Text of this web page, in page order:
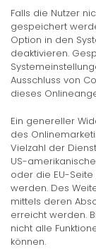
Falls die Nutzer
gespeichert
Option in den
deaktivieren.
Ausschluss von
dieses
Ein genereller
des
Vielzahl der
US-
oder die EU-Seite
werden. Des
mittels deren
erreicht werden.
nicht alle
können.